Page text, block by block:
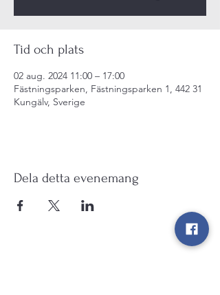
Tid och plats
02 aug. 2024 11:00 – 17:00
Fästningsparken, Fästningsparken 1, 442 31
Kungälv, Sverige
Dela detta evenemang